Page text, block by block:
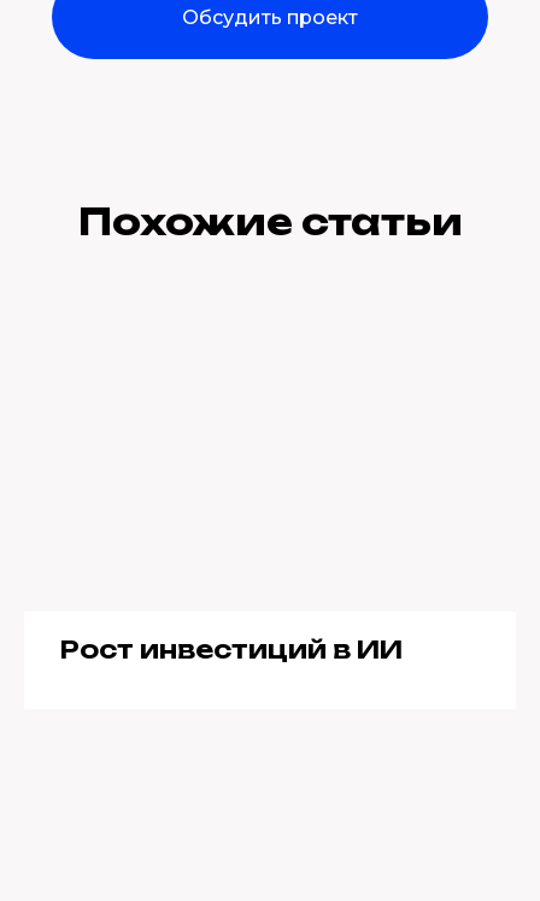
Обсудить проект
Похожие статьи
Рост инвестиций в ИИ